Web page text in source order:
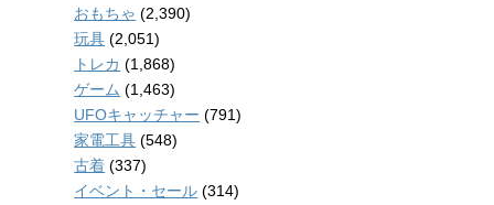
おもちゃ (2,390)
玩具 (2,051)
トレカ (1,868)
ゲーム (1,463)
UFOキャッチャー (791)
家電工具 (548)
古着 (337)
イベント・セール (314)